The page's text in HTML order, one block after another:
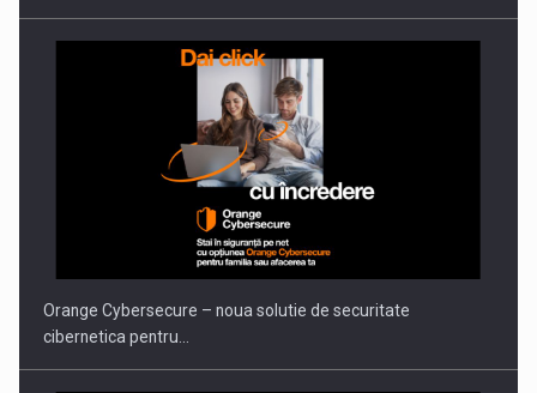
PUTTING ROMANIAN CORPORATE COMPANIES ON THE
INTERNATIONAL BUSINESS SCENE
Orange Cybersecure – noua solutie de securitate
cibernetica pentru…